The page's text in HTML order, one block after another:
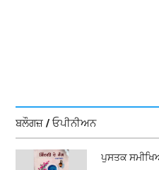
ਬਲੌਗਜ਼ / ਓਪੀਨੀਅਨ
ਪੁਸਤਕ